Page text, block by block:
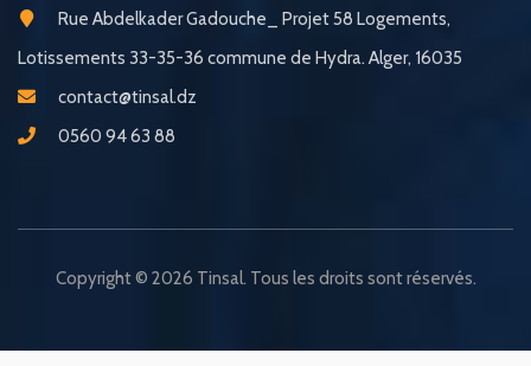
Rue Abdelkader Gadouche_ Projet 58 Logements,
Lotissements 33-35-36 commune de Hydra. Alger, 16035
contact@tinsal.dz
0560 94 63 88
Copyright © 2026 Tinsal. Tous les droits sont réservés.